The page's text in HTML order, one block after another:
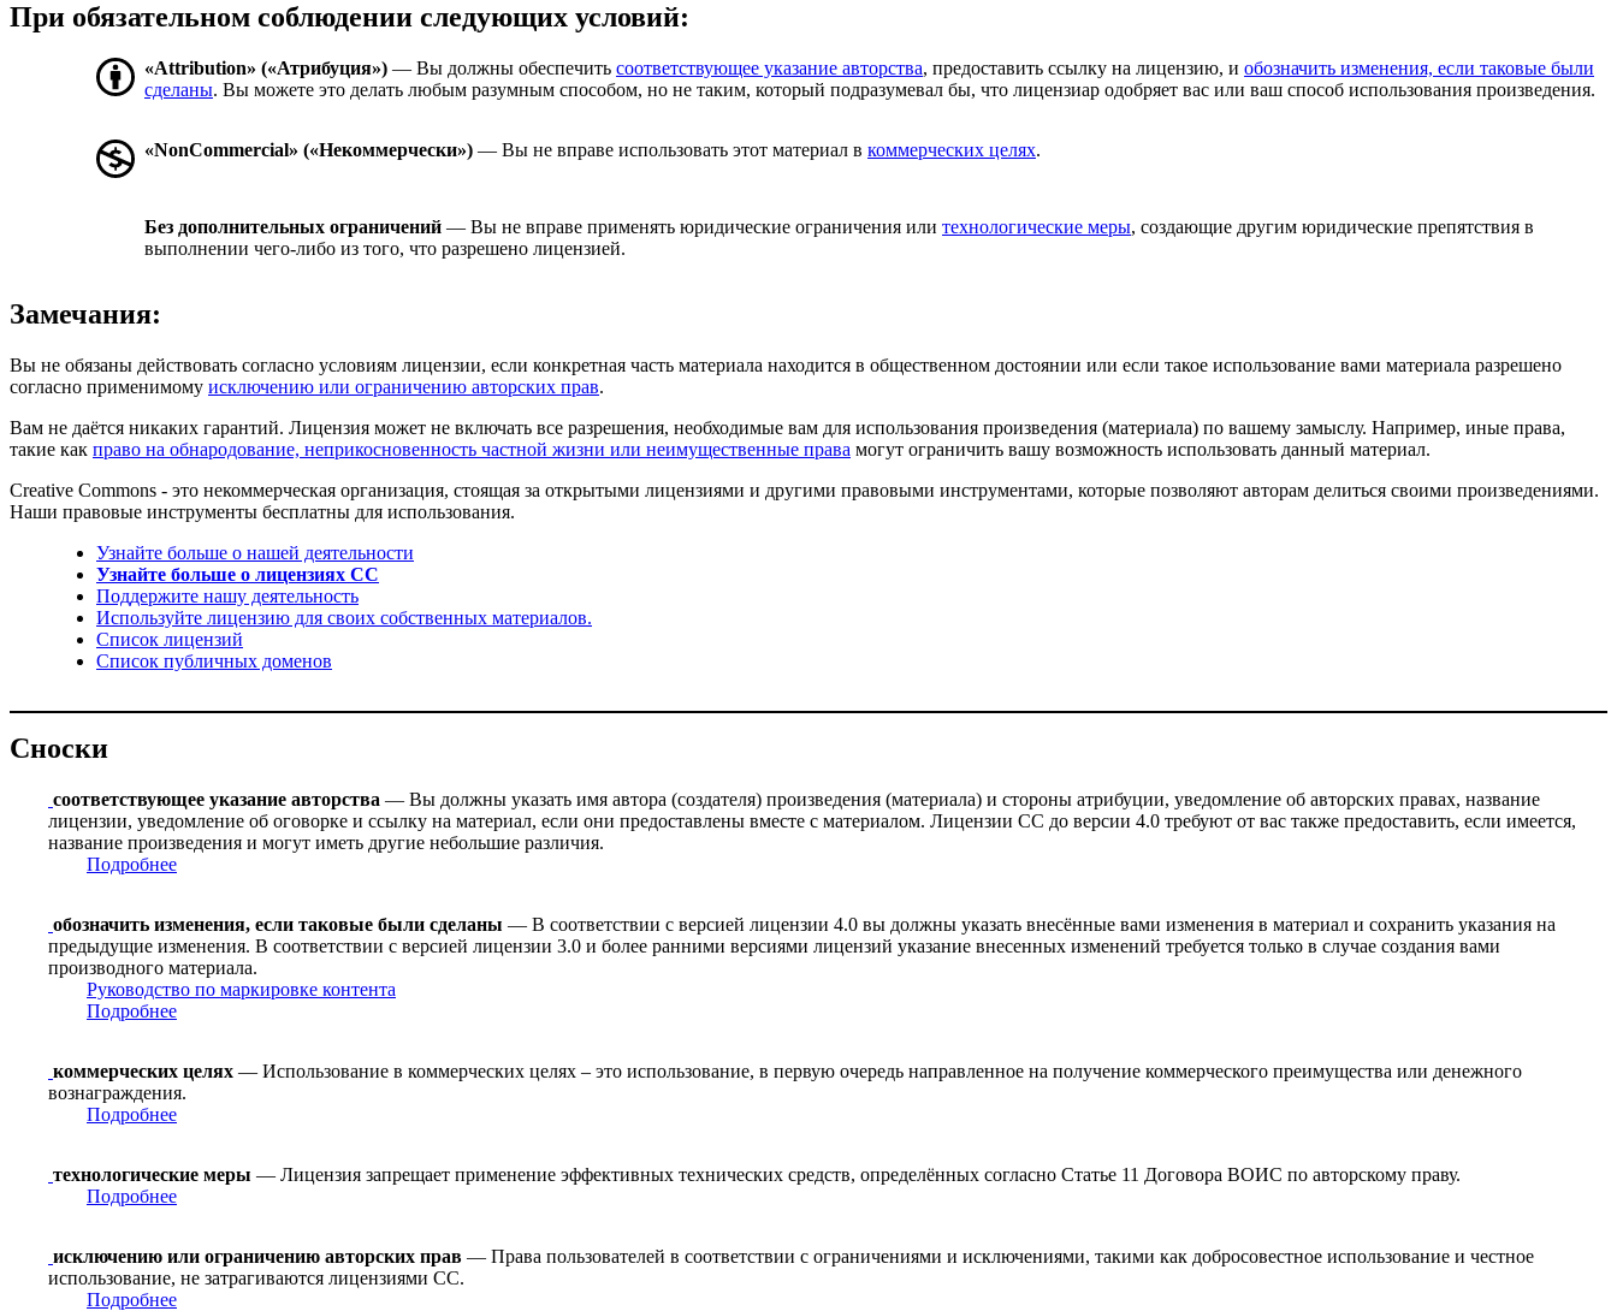
При обязательном соблюдении следующих условий:
«Attribution» («Атрибуция») — Вы должны обеспечить соответствующее указание авторства, предоставить ссылку на лицензию, и обозначить изменения, если таковые были
сделаны. Вы можете это делать любым разумным способом, но не таким, который подразумевал бы, что лицензиар одобряет вас или ваш способ использования произведения.
«NonCommercial» («Некоммерчески») — Вы не вправе использовать этот материал в коммерческих целях.
Без дополнительных ограничений — Вы не вправе применять юридические ограничения или технологические меры, создающие другим юридические препятствия в
выполнении чего-либо из того, что разрешено лицензией.
Замечания:
Вы не обязаны действовать согласно условиям лицензии, если конкретная часть материала находится в общественном достоянии или если такое использование вами материала разрешено
согласно применимому исключению или ограничению авторских прав.
Вам не даётся никаких гарантий. Лицензия может не включать все разрешения, необходимые вам для использования произведения (материала) по вашему замыслу. Например, иные права,
такие как право на обнародование, неприкосновенность частной жизни или неимущественные права могут ограничить вашу возможность использовать данный материал.
Creative Commons - это некоммерческая организация, стоящая за открытыми лицензиями и другими правовыми инструментами, которые позволяют авторам делиться своими произведениями.
Наши правовые инструменты бесплатны для использования.
Узнайте больше о нашей деятельности
Узнайте больше о лицензиях CC
Поддержите нашу деятельность
Используйте лицензию для своих собственных материалов.
Список лицензий
Список публичных доменов
Сноски
соответствующее указание авторства — Вы должны указать имя автора (создателя) произведения (материала) и стороны атрибуции, уведомление об авторских правах, название
лицензии, уведомление об оговорке и ссылку на материал, если они предоставлены вместе с материалом. Лицензии CC до версии 4.0 требуют от вас также предоставить, если имеется,
название произведения и могут иметь другие небольшие различия.
Подробнее
обозначить изменения, если таковые были сделаны — В соответствии с версией лицензии 4.0 вы должны указать внесённые вами изменения в материал и сохранить указания на
предыдущие изменения. В соответствии с версией лицензии 3.0 и более ранними версиями лицензий указание внесенных изменений требуется только в случае создания вами
производного материала.
Руководство по маркировке контента
Подробнее
коммерческих целях — Использование в коммерческих целях – это использование, в первую очередь направленное на получение коммерческого преимущества или денежного
вознаграждения.
Подробнее
технологические меры — Лицензия запрещает применение эффективных технических средств, определённых согласно Статье 11 Договора ВОИС по авторскому праву.
Подробнее
исключению или ограничению авторских прав — Права пользователей в соответствии с ограничениями и исключениями, такими как добросовестное использование и честное
использование, не затрагиваются лицензиями CC.
Подробнее